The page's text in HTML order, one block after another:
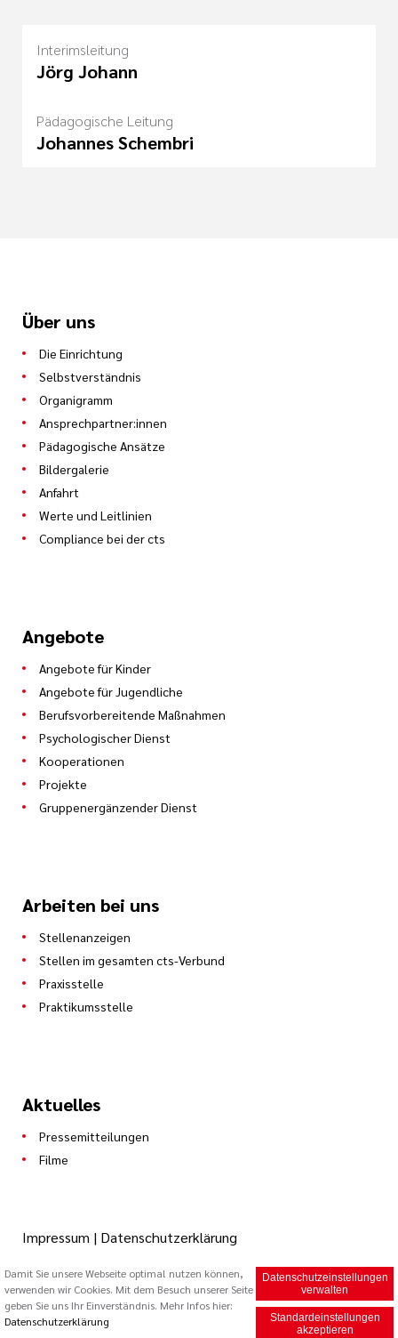
Interimsleitung
Jörg Johann
Pädagogische Leitung
Johannes Schembri
Über uns
Die Einrichtung
Selbstverständnis
Organigramm
Ansprechpartner:innen
Pädagogische Ansätze
Bildergalerie
Anfahrt
Werte und Leitlinien
Compliance bei der cts
Angebote
Angebote für Kinder
Angebote für Jugendliche
Berufsvorbereitende Maßnahmen
Psychologischer Dienst
Kooperationen
Projekte
Gruppenergänzender Dienst
Arbeiten bei uns
Stellenanzeigen
Stellen im gesamten cts-Verbund
Praxisstelle
Praktikumsstelle
Aktuelles
Pressemitteilungen
Filme
© 2026 Caritas Trägergesellschaft Saarbrücken mbH (cts)
Impressum | Datenschutzerklärung
Datenschutzeinstellungen
verwalten
Standardeinstellungen
akzeptieren
Damit Sie unsere Webseite optimal nutzen können,
verwenden wir Cookies. Mit dem Besuch unserer Seite
geben Sie uns Ihr Einverständnis. Mehr Infos hier:
Datenschutzerklärung